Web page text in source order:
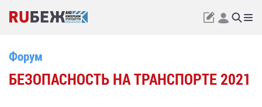
Форум
БЕЗОПАСНОСТЬ НА ТРАНСПОРТЕ 2021